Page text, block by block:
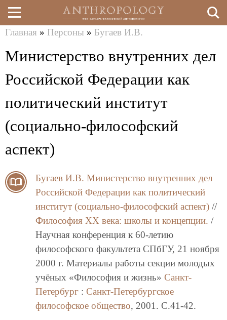
Перейти
к
основному
здесь
Главная » Персоны » Бугаев И.В.
Министерство внутренних дел
Российской Федерации как
политический институт
(социально-философский
аспект)
Бугаев И.В. Министерство внутренних дел
Российской Федерации как политический
институт (социально-философский аспект) //
Философия XX века: школы и концепции. /
Научная конференция к 60-летию
философского факультета СПбГУ, 21 ноября
2000 г. Материалы работы секции молодых
учёных «Философия и жизнь» Санкт-
Петербург : Санкт-Петербургское
философское общество, 2001. C.41-42.